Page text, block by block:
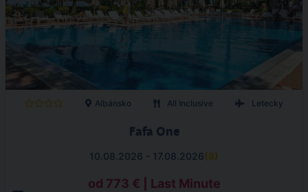
Albánsko All Inclusive Letecky
Fafa One
10.08.2026 - 17.08.2026(8)
od 773 € | Last Minute